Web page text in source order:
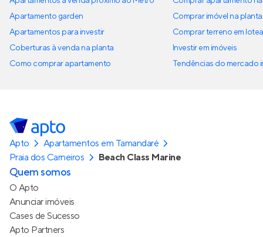
Apartamento garden
Apartamentos para investir
Coberturas à venda na planta
Como comprar apartamento
Comprar imóvel na planta
Comprar terreno em
Investir em imóveis
Tendências do mercado
Apto
Apartamentos em Tamandaré
Praia dos Carneiros
Beach Class Marine
Quem somos
O Apto
Anunciar imóveis
Cases de Sucesso
Apto Partners